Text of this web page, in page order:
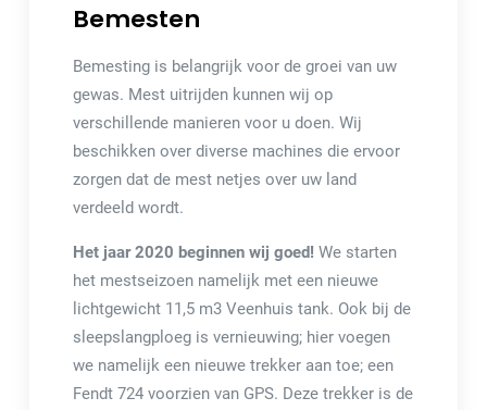
Bemesten
Bemesting is belangrijk voor de groei van uw
gewas. Mest uitrijden kunnen wij op
verschillende manieren voor u doen. Wij
beschikken over diverse machines die ervoor
zorgen dat de mest netjes over uw land
verdeeld wordt.
Het jaar 2020 beginnen wij goed!We starten
het mestseizoen namelijk met een nieuwe
lichtgewicht 11,5 m3 Veenhuis tank. Ook bij de
sleepslangploeg is vernieuwing; hier voegen
we namelijk een nieuwe trekker aan toe; een
Fendt 724 voorzien van GPS. Deze trekker is de